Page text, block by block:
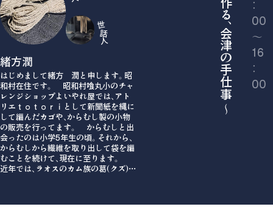
世
話
人
緒方潤
はじめまして緒方 潤と申します。昭
和村在住です。 昭和村喰丸小のチャ
レンジショップよいやれ屋では、アト
リエｔｏｔｏｒｉとして新聞紙を縄に
して編んだカゴや、からむし製の小物
の販売を行ってます。 からむしと出
会ったのは小学5年生の頃。それから、
からむしから繊維を取り出して袋を編
むことを続けて、現在に至ります。
近年では、ラオスのカム族の葛(クズ)繊
：
00
〜
16
：
00